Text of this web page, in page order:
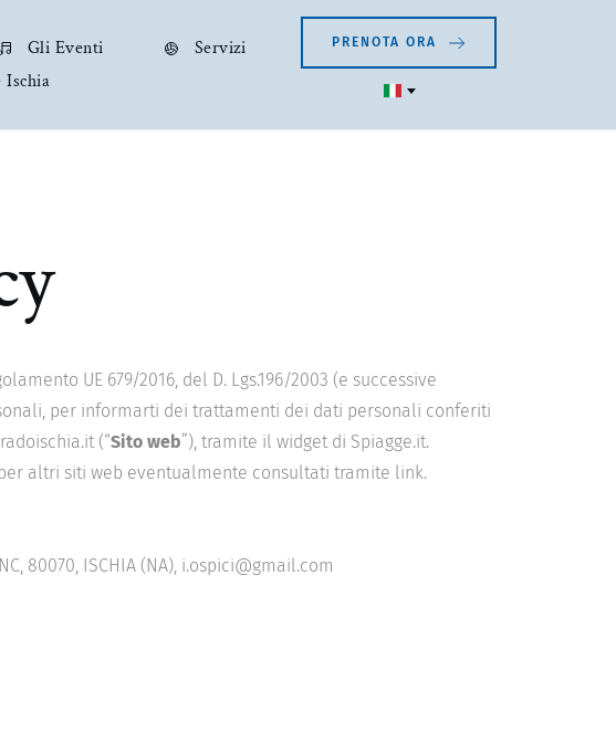
Gli Eventi
Servizi
Ischia
PRENOTA ORA
UE 679/2016, del D. Lgs.196/2003 (e successive
per informarti dei trattamenti dei dati personali conferiti
(“Sito web”), tramite il widget di Spiagge.it.
altri siti web eventualmente consultati tramite link.
80070, ISCHIA (NA), i.ospici@gmail.com